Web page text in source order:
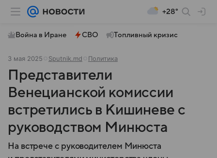
+28°
Война в Иране СВО Топливный кризис
3 мая 2025 Sputnik.md Политика
Представители
Венецианской комиссии
встретились в Кишиневе с
руководством Минюста
На встрече с руководителем Минюста